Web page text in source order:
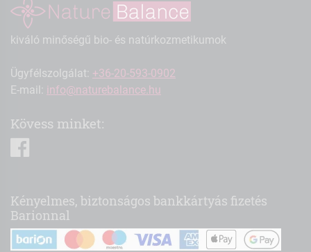
kiváló minőségű bio- és natúrkozmetikumok
Ügyfélszolgálat: +36-20-593-0902
E-mail: info@naturebalance.hu
Kövess minket:
Kényelmes, biztonságos bankkártyás fizetés
Barionnal